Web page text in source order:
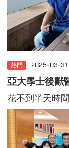
熱門 2025-03-31
亞大學士後獸
花不到半天時